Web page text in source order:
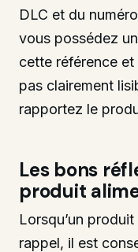
DLC et du
vous possédez
cette référence
pas clairement
rapportez le
Les bons
produit
Lorsqu’un
rappel, il est